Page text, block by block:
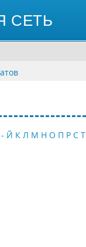
СЕТЬ
Й К Л М Н О П Р С Т